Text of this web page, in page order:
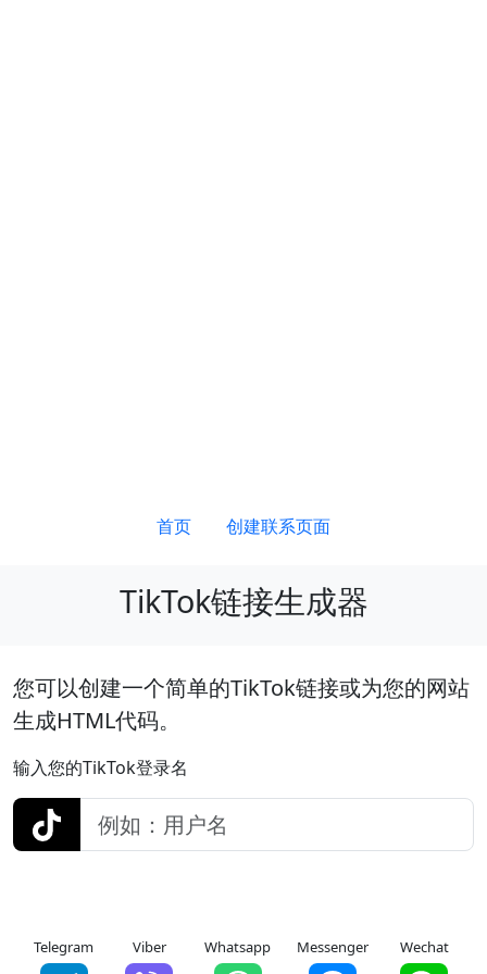
首页 创建联系页面
TikTok链接生成器
您可以创建一个简单的TikTok链接或为您的网站
生成HTML代码。
输入您的TikTok登录名
Telegram Viber Whatsapp Messenger Wechat